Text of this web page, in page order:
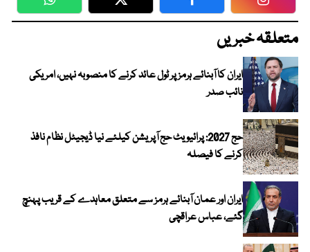
WhatsApp Twitter Facebook
متعلقہ خبریں
ایران کا آبنائے ہرمز پر ٹول عائد کرنے کا منصوبہ نہیں، امریکی
نائب صدر
حج 2027: پرائیویٹ حج آپریشن کیلئے نیا ڈیجیٹل نظام نافذ
کرنے کا فیصلہ
ایران اور عمان آبنائے ہرمز سے متعلق معاہدے کے قریب پہنچ
گئے، عباس عراقچی